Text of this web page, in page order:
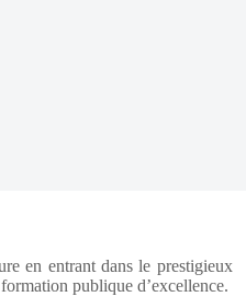
en entrant dans le prestigieux
publique d’excellence.